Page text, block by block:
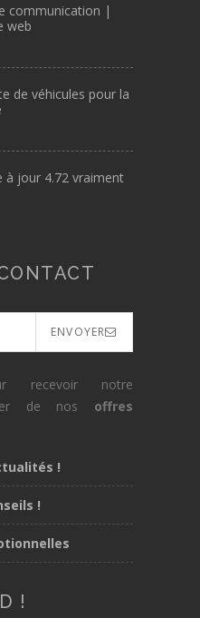
communication |
web
de véhicules pour la
à jour 4.72 vraiment
ENVOYER
recevoir notre
de nos offres
!
!
!